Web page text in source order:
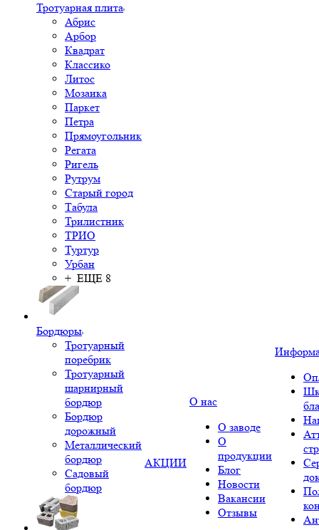
Тротуарная плита
Абрис
Арбор
Квадрат
Классико
Литос
Мозаика
Паркет
Петра
Прямоугольник
Регата
Ригель
Рутрум
Старый город
Табула
Трилистник
ТРИО
Туртур
Урбан
+ ЕЩЕ 8
Бордюры
Тротуарный
поребрик
Тротуарный
шарнирный
бордюр
Бордюр
дорожный
Металлический
бордюр
Садовый
бордюр
АКЦИИ
О нас
О заводе
О
продукции
Блог
Новости
Вакансии
Отзывы